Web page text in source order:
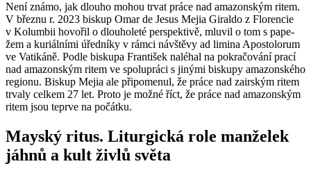
Není známo, jak dlou­ho mohou trvat práce nad ama­zon­ským ritem.
V břez­nu r. 2023 bis­kup Omar de Jesus Mejia Gi­ral­do z Flo­ren­cie
v Ko­lum­bii ho­vo­řil o dlou­ho­le­té per­spek­ti­vě, mlu­vil o tom s pa­pe­
žem a ku­ri­ál­ní­mi úřed­ní­ky v rámci ná­vštěvy ad li­mi­na Apo­sto­lo­rum
ve Va­ti­ká­ně. Podle bis­ku­pa Fran­ti­šek na­lé­hal na po­kra­čo­vá­ní prací
nad ama­zon­ským ritem ve spo­lu­prá­ci s ji­ný­mi bis­ku­py ama­zon­ské­ho
re­gi­o­nu. Bis­kup Mejia ale při­po­me­nul, že práce nad za­ir­ským ritem
tr­va­ly cel­kem 27 let. Proto je možné říct, že práce nad ama­zon­ským
ritem jsou te­pr­ve na po­čát­ku.
Ma­yský ritus. Li­tur­gic­ká role man­že­lek
jáhnů a kult živlů světa